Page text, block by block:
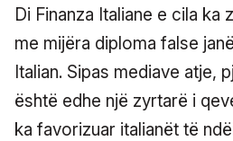
Di Finanza Italiane e cila ka
me mijëra diploma false
Italian. Sipas mediave atje,
është edhe një zyrtarë i
ka favorizuar italianët të